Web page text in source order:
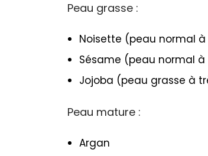
Peau grasse :
Noisette (peau normal
Sésame (peau normal
Jojoba (peau grasse à
Peau mature :
Argan